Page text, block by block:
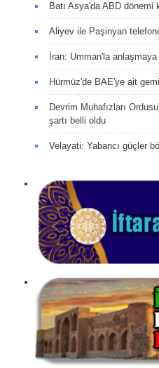
Batı Asya'da ABD dönemi
Aliyev ile Paşinyan
İran: Umman'la anlaşmaya
Hürmüz'de BAE'ye ait
Devrim Muhafızları
şartı belli oldu
Velayati: Yabancı güçler